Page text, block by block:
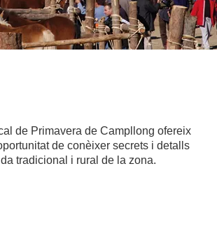
de Primavera de Campllong ofereix
de conèixer secrets i detalls
tradicional i rural de la zona.